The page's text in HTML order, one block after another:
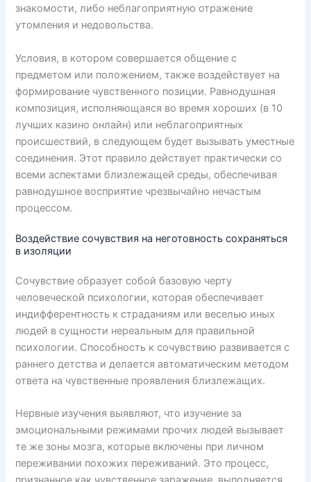
знакомости, либо неблагоприятную отражение
утомления и недовольства.
Условия, в котором совершается общение с
предметом или положением, также воздействует на
формирование чувственного позиции. Равнодушная
композиция, исполняющаяся во время хороших (в 10
лучших казино онлайн) или неблагоприятных
происшествий, в следующем будет вызывать уместные
соединения. Этот правило действует практически со
всеми аспектами близлежащей среды, обеспечивая
равнодушное восприятие чрезвычайно нечастым
процессом.
Воздействие сочувствия на неготовность сохраняться
в изоляции
Сочувствие образует собой базовую черту
человеческой психологии, которая обеспечивает
индифферентность к страданиям или веселью иных
людей в сущности нереальным для правильной
психологии. Способность к сочувствию развивается с
раннего детства и делается автоматическим методом
ответа на чувственные проявления близлежащих.
Нервные изучения выявляют, что изучение за
эмоциональными режимами прочих людей вызывает
те же зоны мозга, которые включены при личном
переживании похожих переживаний. Это процесс,